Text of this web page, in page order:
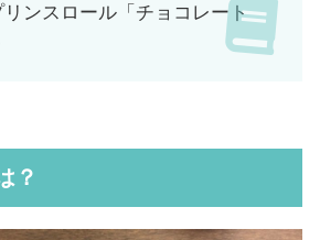
ンスロール「チョコレート
？